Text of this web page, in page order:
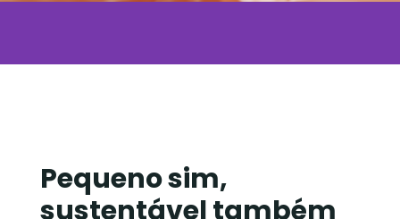
Pequeno sim,
sustentável também